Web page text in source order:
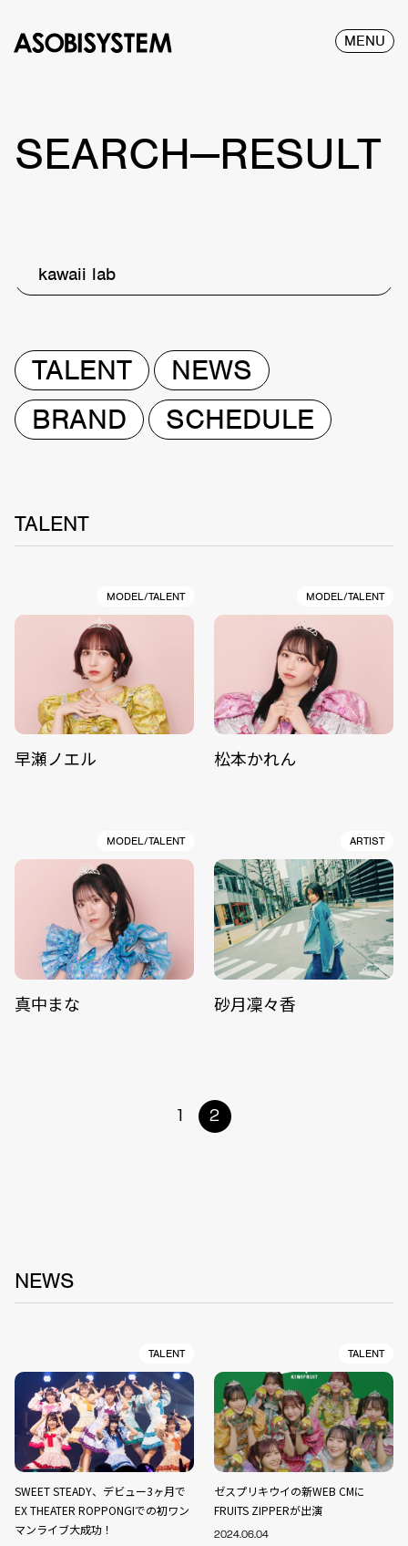
MENU
SEARCH—RESULT
kawaii lab
TALENT
NEWS
BRAND
SCHEDULE
TALENT
MODEL/TALENT
早瀬ノエル
MODEL/TALENT
松本かれん
MODEL/TALENT
真中まな
ARTIST
砂月凜々香
1 2
NEWS
TALENT
SWEET STEADY、デビュー3ヶ月で
EX THEATER ROPPONGIでの初ワン
マンライブ大成功！
TALENT
ゼスプリキウイの新WEB CMに
FRUITS ZIPPERが出演
2024.06.04